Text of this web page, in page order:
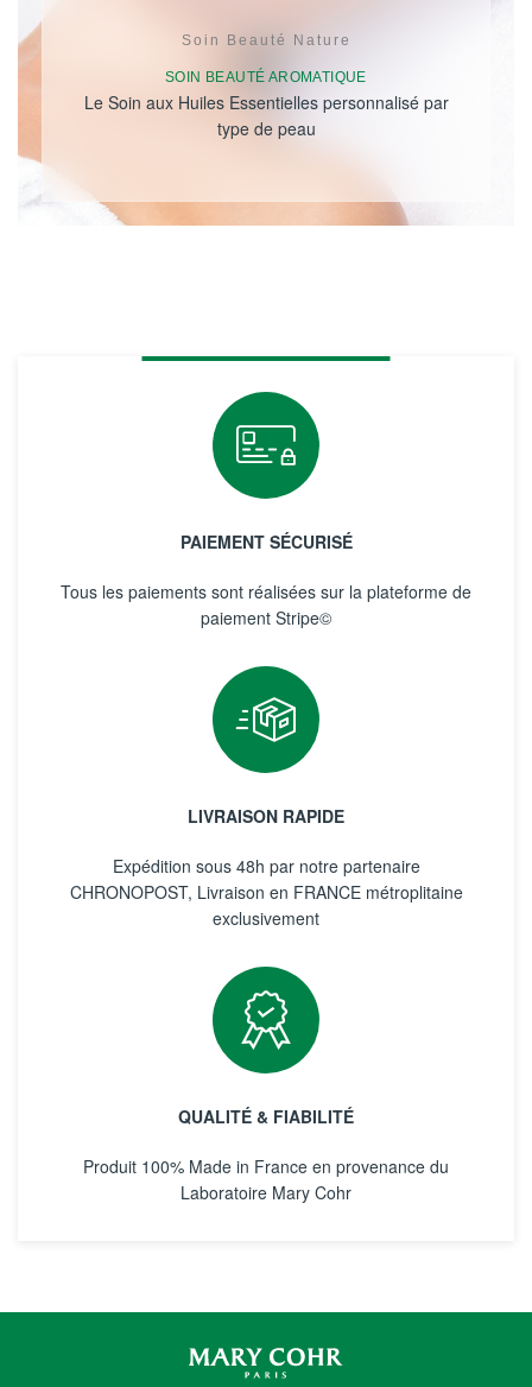
Soin Beauté Nature
SOIN BEAUTÉ AROMATIQUE
Le Soin aux Huiles Essentielles personnalisé par
type de peau
PAIEMENT SÉCURISÉ
Tous les paiements sont réalisées sur la plateforme de
paiement Stripe©
LIVRAISON RAPIDE
Expédition sous 48h par notre partenaire
CHRONOPOST, Livraison en FRANCE métroplitaine
exclusivement
QUALITÉ & FIABILITÉ
Produit 100% Made in France en provenance du
Laboratoire Mary Cohr